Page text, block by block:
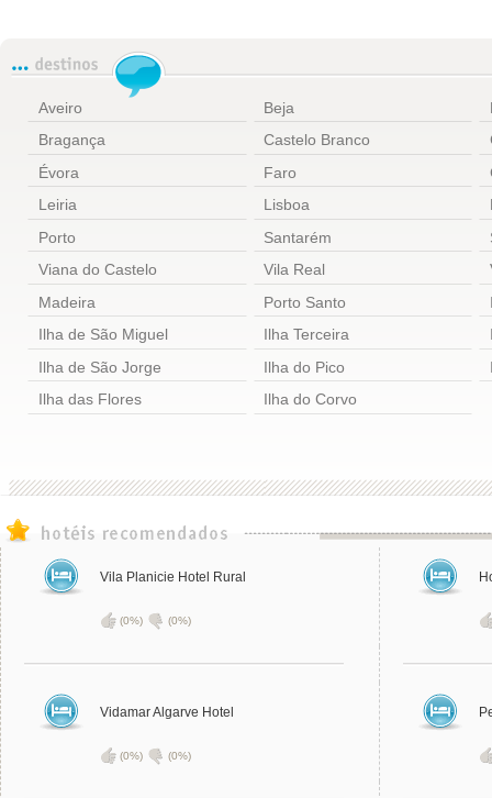
Aveiro Beja
Bragança
Castelo Branco
Évora
Faro
Leiria
Lisboa
Porto
Santarém
Viana do Castelo
Vila Real
Madeira
Porto Santo
Ilha de São Miguel
Ilha Terceira
Ilha de São Jorge
Ilha do Pico
Ilha das Flores
Ilha do Corvo
Vila Planicie Hotel Rural
(0%) (0%)
Vidamar Algarve Hotel
(0%) (0%)